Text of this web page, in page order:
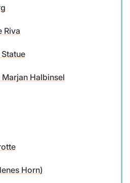
Riva
Halbinsel
Horn)